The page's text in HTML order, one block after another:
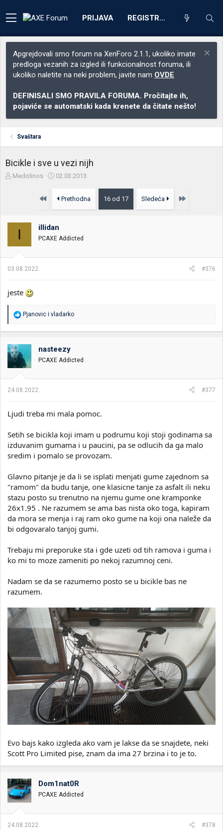
PRIJAVA REGISTRACIJA
Apgrejdovali smo forum na XenForo 2.1.1, ukoliko imate
predloga vezanih za izgled ili funkcionalnost foruma, ili
ukoliko naletite na neki problem, javite nam OVDE
DEFINISALI SMO PRAVILA FORUMA. Pročitajte ih,
pojaviće se automatski kada krenete da čitate nešto!
Svaštara
Bicikle i sve u vezi nijh
Z
t
e
m
Medolinos
D
u
m
o
k
e
02.03.2013.
Prvo Prethodna 16 od 17 Sledeća Poslednja
I illidan
PCAXE Addicted
03.08.2022. #376
jeste
R
o
v
a
n
:
Pjanovic i vladarko
nasteezy
PCAXE Addicted
24.08.2022. #377
Ljudi treba mi mala pomoc.
Setih se bicikla koji imam u podrumu koji stoji godinama sa
izduvanim gumama i u paucini, pa se odlucih da ga malo
sredim i pomalo se provozam.
Glavno pitanje je da li se isplati menjati gume zajednom sa
"ramom" da budu tanje, one klasicne tanje za asfalt ili neku
stazu posto su trenutno na njemu gume one kramponke
26x1.95 . Ne razumem se ama bas nista oko toga, kapiram
da mora se menja i raj ram oko gume na koji ona naleže da
bi odgovaralo tanjoj gumi.
Trebaju mi preporuke sta i gde uzeti od tih ramova i guma i
ko mi to moze zameniti po nekoj razumnoj ceni.
Nadam se da se razumemo posto se u bicikle bas ne
razumem.
Evo bajs kako izgleda ako vam je lakse da se snajdete, neki
Scott Pro Limited pise, znam da ima 27 brzina i to je to.
Dom1nat0R
PCAXE Addicted
24.08.2022. #378